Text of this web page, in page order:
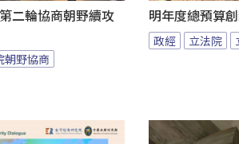
二輪協商朝野續攻
朝野協商
明年度總預算
政經 立法院